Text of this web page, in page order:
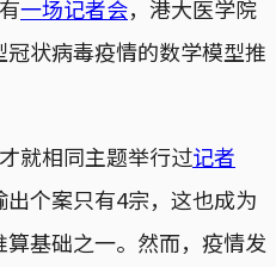
一场记者会，港大医学院
状病毒疫情的数学模型推
就相同主题举行过记者
个案只有4宗，这也成为
基础之一。然而，疫情发